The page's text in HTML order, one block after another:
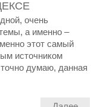
очень
а именно –
этот самый
источником
точно думаю, данная